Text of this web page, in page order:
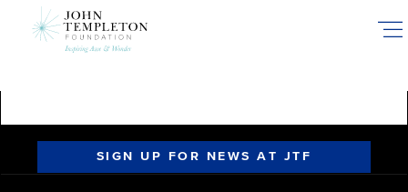
SIGN UP FOR NEWS AT JTF